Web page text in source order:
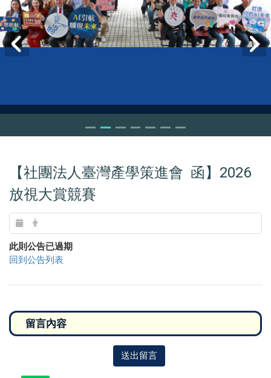
【社團法人臺灣產學策進會 函】2026
放視大賞競賽
此則公告已過期
回到公告列表
送出留言